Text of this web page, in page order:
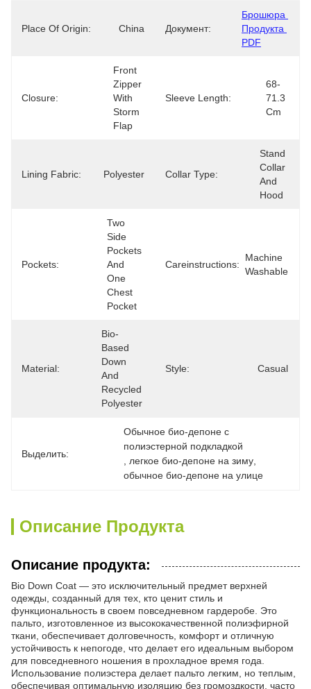
Place Of Origin: China Документ:
Брошюра
Продукта
PDF
Closure:
Front
Zipper
With
Storm
Flap
Sleeve Length:
68-
71.3
Cm
Lining Fabric: Polyester Collar Type:
Stand
Collar
And
Hood
Pockets:
Two
Side
Pockets
And
One
Chest
Pocket
Careinstructions:
Machine
Washable
Material:
Bio-
Based
Down
And
Recycled
Polyester
Style: Casual
Выделить:
Обычное био-депоне с
полиэстерной подкладкой
легкое био-депоне на зиму
обычное био-депоне на улице
Описание Продукта
Описание продукта:
Bio Down Coat — это исключительный предмет верхней
одежды, созданный для тех, кто ценит стиль и
функциональность в своем повседневном гардеробе. Это
пальто, изготовленное из высококачественной полиэфирной
ткани, обеспечивает долговечность, комфорт и отличную
устойчивость к непогоде, что делает его идеальным выбором
для повседневного ношения в прохладное время года.
Использование полиэстера делает пальто легким, но теплым,
обеспечивая оптимальную изоляцию без громоздкости, часто